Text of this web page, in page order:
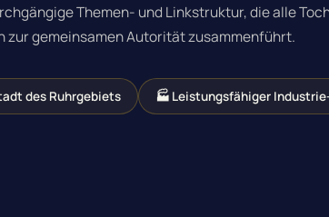
Themen- und Linkstruktur, die alle
zur gemeinsamen Autorität zusammenführt.
des Ruhrgebiets 🏭 Leistungsfähiger